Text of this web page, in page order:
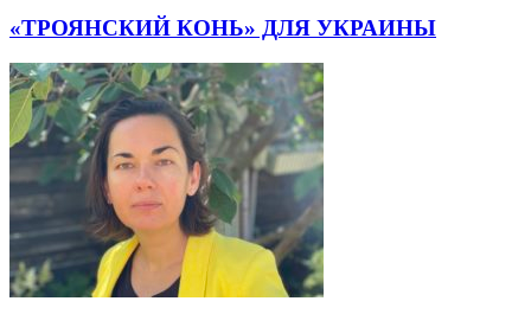
«ТРОЯНСКИЙ КОНЬ» ДЛЯ УКРАИНЫ